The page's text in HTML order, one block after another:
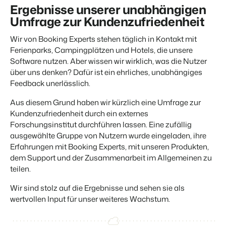
Wechseln
Bist du bereit für den nächsten Schritt?
Website Integration
Du hast bereits eine Website? Binde sie ein!
Website für Vermietungen
Lass deine Marke mit unserem Webbaukasten aufblühen.
Website für Immobilien
Generiere Leads für den Verkauf deiner Ferienimmobilie.
BEX Linguist
Begrüße Gäste in ihrer Landessprache.
Projektentwicklung
Immobilien und Neubauprojekte.
Ferienparkgruppen und -ketten
Ketten und eigenständige Marken
Kontakt
Customer Success
Erhalte Antworten auf deine Fragen.
Wechseln
Partnerprogramme
Lass uns gemeinsam die Branche transformieren.
Software Entwickler
Entwickle deine Lösung mit unserer offenen API.
Trust Center
Vertrauen bei Booking Experts
DE
Kontakt aufnehmen Demo anfragen
Ergebnisse unserer unabhängigen
Umfrage zur Kundenzufriedenheit
Wir von Booking Experts stehen täglich in Kontakt mit
Ferienparks, Campingplätzen und Hotels, die unsere
Software nutzen. Aber wissen wir wirklich, was die Nutzer
über uns denken? Dafür ist ein ehrliches, unabhängiges
Feedback unerlässlich.
Aus diesem Grund haben wir kürzlich eine Umfrage zur
Kundenzufriedenheit durch ein externes
Forschungsinstitut durchführen lassen. Eine zufällig
ausgewählte Gruppe von Nutzern wurde eingeladen, ihre
Erfahrungen mit Booking Experts, mit unseren Produkten,
dem Support und der Zusammenarbeit im Allgemeinen zu
teilen.
Wir sind stolz auf die Ergebnisse und sehen sie als
wertvollen Input für unser weiteres Wachstum.